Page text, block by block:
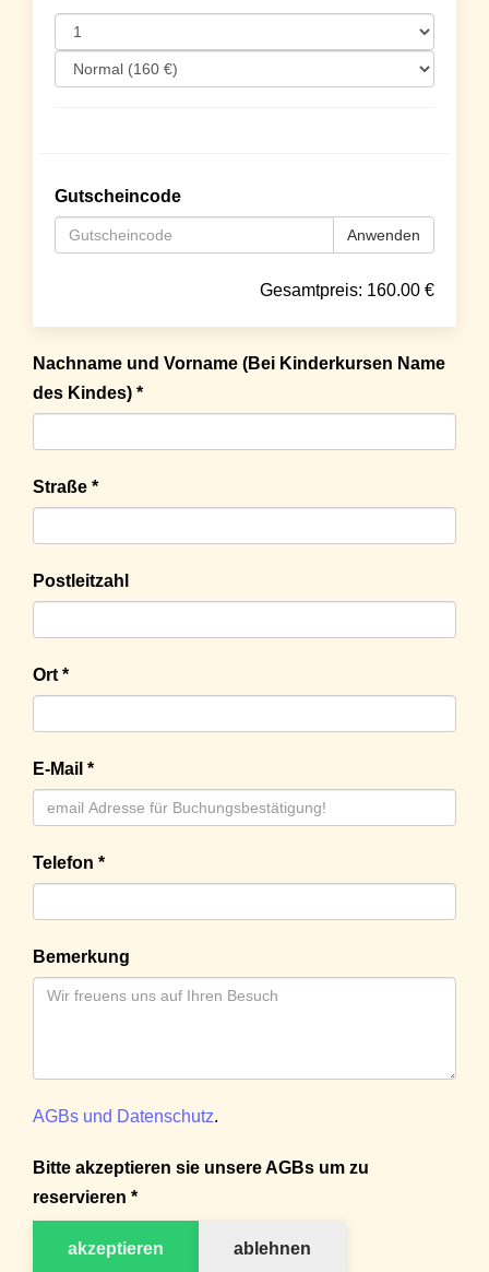
Gutscheincode
Anwenden
Gesamtpreis: 160.00 €
Nachname und Vorname (Bei Kinderkursen Name
des Kindes) *
Straße *
Postleitzahl
Ort *
E-Mail *
Telefon *
Bemerkung
AGBs und Datenschutz.
Bitte akzeptieren sie unsere AGBs um zu
reservieren *
akzeptieren ablehnen